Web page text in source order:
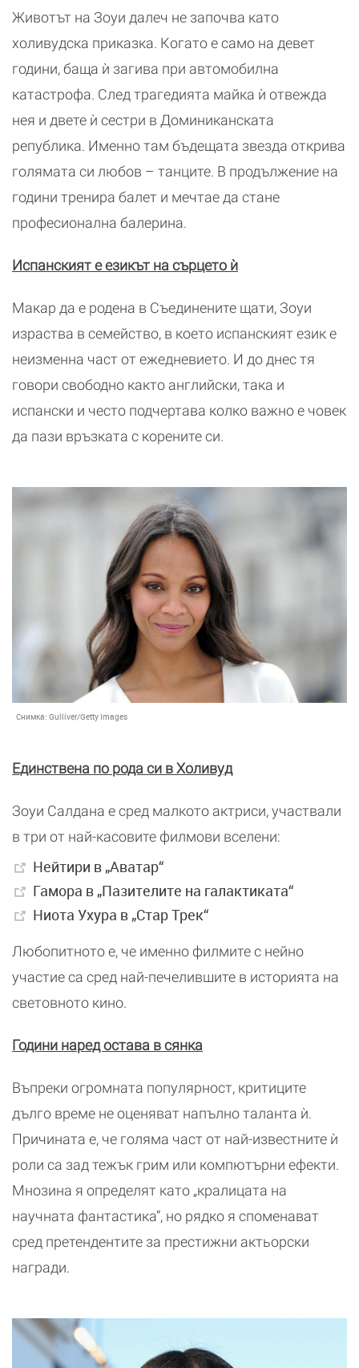
Животът на Зоуи далеч не започва като
холивудска приказка. Когато е само на девет
години, баща ѝ загива при автомобилна
катастрофа. След трагедията майка ѝ отвежда
нея и двете ѝ сестри в Доминиканската
република. Именно там бъдещата звезда открива
голямата си любов – танците. В продължение на
години тренира балет и мечтае да стане
професионална балерина.
Испанският е езикът на сърцето ѝ
Макар да е родена в Съединените щати, Зоуи
израства в семейство, в което испанският език е
неизменна част от ежедневието. И до днес тя
говори свободно както английски, така и
испански и често подчертава колко важно е човек
да пази връзката с корените си.
Снимка: Gulliver/Getty Images
Единствена по рода си в Холивуд
Зоуи Салдана е сред малкото актриси, участвали
в три от най-касовите филмови вселени:
Нейтири в „Аватар“
Гамора в „Пазителите на галактиката“
Ниота Ухура в „Стар Трек“
Любопитното е, че именно филмите с нейно
участие са сред най-печелившите в историята на
световното кино.
Години наред остава в сянка
Въпреки огромната популярност, критиците
дълго време не оценяват напълно таланта ѝ.
Причината е, че голяма част от най-известните ѝ
роли са зад тежък грим или компютърни ефекти.
Мнозина я определят като „кралицата на
научната фантастика“, но рядко я споменават
сред претендентите за престижни актьорски
награди.